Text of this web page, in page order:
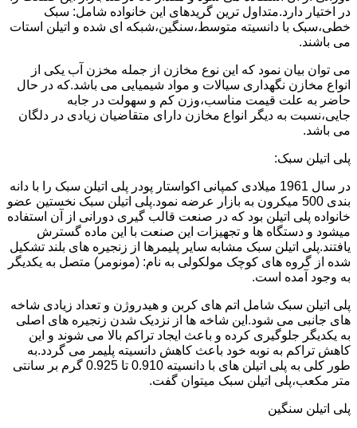
در اختیار دارد.متداول ترین گریدهای این خانواده شامل: سبک
خطی،سبک با دانسیته متوسط،سنگین،شبکه ای شده و اتیلن استات
می باشند.
می توان بیان نمود که این نوع مخازن از جمله مخزن آب یکی از
انواع مخازن نگهداری سیالات و مواد شیمیایی می باشد.که در حال
حاضر به علت قیمت مناسب،وزن کم و سهولت در جابه
جایی،نسبت به دیگر انواع مخازن دارای متقاضیان زیادی در دلگان
می باشد.
پلی اتیلن سبک:
در سال 1961 میلادی کمپانی اکواستار پودر پلی اتیلن سبک را با دانه
بندی 500 میکرون به بازار عرضه نمود.پلی اتیلن سبک نخستین عضو
خانواده پلی اتیلن بود که در صنعت قالب گیری دورانی از آن استفاده
میشود و دستگاه ها و تجهیزات این صنعت با این ماده گسترش
یافتند.پلی اتیلن سبک مشابه سایر پلیمرها از زنجیره های بلند تشکیل
شده از گروه های کوچک مولکولی به نام: (مونومر) متصل به یکدیگر
به وجود آمده است.
پلی اتیلن سبک شامل اتم های کربن و هیدروژن و تعداد زیادی شاخه
های جانبی می شود.این شاخه ها از نزدیک شدن زنجیره های اصلی
به یکدیگر جلوگیری کرده و باعث ایجاد تراکم بالا می شوند و این
کاهش تراکم به نوبه خود باعث کاهش دانسیته پلیمر می گردد.به
طور کلی به پلی اتیلن های با دانسیته 0.910 تا 0.925 گرم بر سانتی
متر مکعب،پلی اتیلن سبک میتوان گفت.
پلی اتیلن سنگین